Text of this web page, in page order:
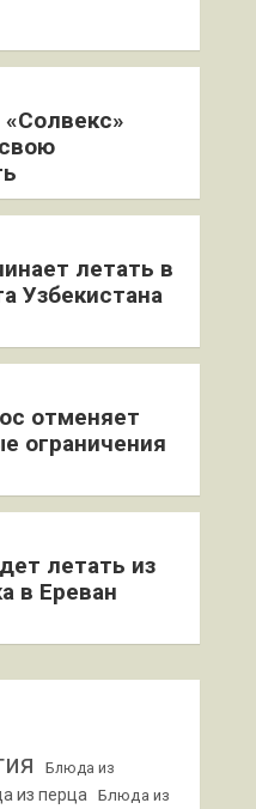
летать в
Узбекистана
отменяет
ограничения
летать из
в Ереван
Блюда из
из перца
Блюда из